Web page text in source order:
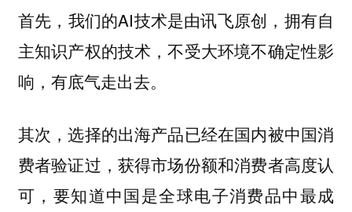
首先，我们的AI技术是由讯飞原创，拥有自
主知识产权的技术，不受大环境不确定性影
响，有底气走出去。
其次，选择的出海产品已经在国内被中国消
费者验证过，获得市场份额和消费者高度认
可，要知道中国是全球电子消费品中最成